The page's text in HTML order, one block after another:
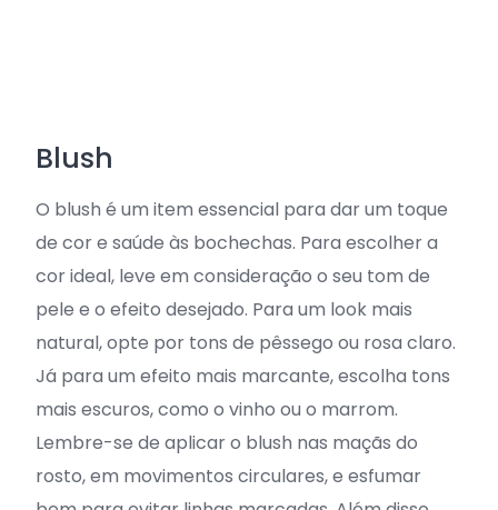
Blush
O blush é um item essencial para dar um toque
de cor e saúde às bochechas. Para escolher a
cor ideal, leve em consideração o seu tom de
pele e o efeito desejado. Para um look mais
natural, opte por tons de pêssego ou rosa claro.
Já para um efeito mais marcante, escolha tons
mais escuros, como o vinho ou o marrom.
Lembre-se de aplicar o blush nas maçãs do
rosto, em movimentos circulares, e esfumar